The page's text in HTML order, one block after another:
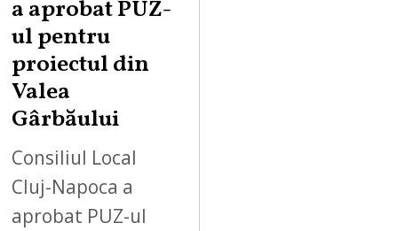
a aprobat PUZ-
ul pentru
proiectul din
Valea
Gârbăului
Consiliul Local
Cluj-Napoca a
aprobat PUZ-ul